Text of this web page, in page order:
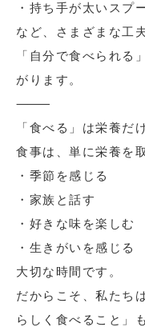
・持ち手が太いスプ
など、さまざまな工
「自分で食べられる
がります。
⸻
「食べる」は栄養だ
食事は、単に栄養を
・季節を感じる
・家族と話す
・好きな味を楽しむ
・生きがいを感じる
大切な時間です。
だからこそ、私たち
らしく食べること」